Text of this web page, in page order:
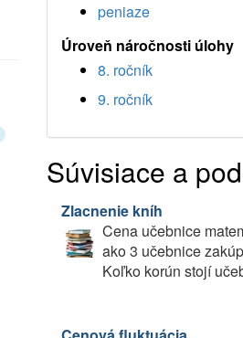
peniaze
Úroveň náročnosti úlohy
8. ročník
9. ročník
Súvisiace a
Zlacnenie kníh
Cena učebnice
ako 3 učebnice
Koľko korún stojí